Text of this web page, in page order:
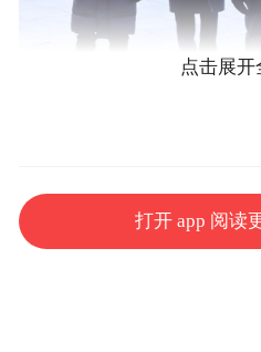
农投商业业态、中小
艺术展区，听取活动
点击展开
打开 app 阅读